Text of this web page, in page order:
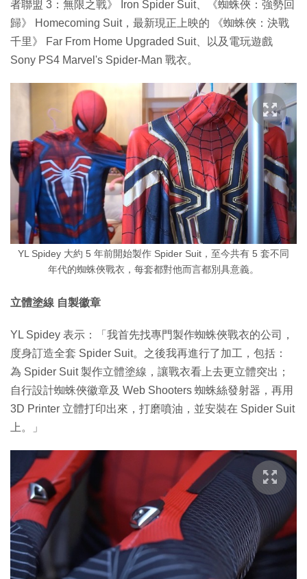
者聯盟 3：無限之戰》 Iron Spider Suit、《蜘蛛俠：強勢回
歸》 Homecoming Suit，最新現正上映的 《蜘蛛俠：決戰
千里》 Far From Home Upgraded Suit、以及電玩遊戲
Sony PS4 Marvel's Spider-Man 戰衣。
YL Spidey 大約 5 年前開始製作 Spider Suit，至今共有 5 套不同
年代的蜘蛛俠戰衣，每套都對他而言都別具意義。
立體塗線 自製徽章
YL Spidey 表示：「我首先找專門製作蜘蛛俠戰衣的公司，
度身訂造全套 Spider Suit。之後我再進行了加工，包括：
為 Spider Suit 製作立體塗線，讓戰衣看上去更立體突出；
自行設計蜘蛛俠徽章及 Web Shooters 蜘蛛絲發射器，再用
3D Printer 立體打印出來，打磨噴油，並安裝在 Spider Suit
上。」